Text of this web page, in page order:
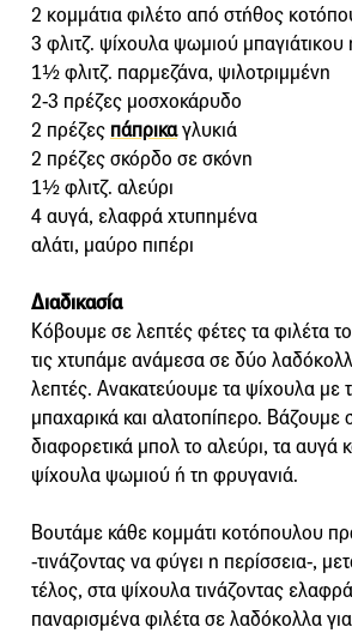
2 κομμάτια φιλέτο από στήθος
3 φλιτζ. ψίχουλα ψωμιού
1½ φλιτζ. παρμεζάνα, ψιλοτριμμένη
2-3 πρέζες μοσχοκάρυδο
2 πρέζες πάπρικαγλυκιά
2 πρέζες σκόρδο σε σκόνη
1½ φλιτζ. αλεύρι
4 αυγά, ελαφρά χτυπημένα
αλάτι, μαύρο πιπέρι
Διαδικασία
Κόβουμε σε λεπτές φέτες τα φιλέτα
τις χτυπάμε ανάμεσα σε δύο
λεπτές. Ανακατεύουμε τα ψίχουλα με
μπαχαρικά και αλατοπίπερο. Βάζουμε
διαφορετικά μπολ το αλεύρι, τα αυγά
ψίχουλα ψωμιού ή τη φρυγανιά.
Βουτάμε κάθε κομμάτι κοτόπουλου
-τινάζοντας να φύγει η περίσσεια-,
τέλος, στα ψίχουλα τινάζοντας
παναρισμένα φιλέτα σε λαδόκολλα